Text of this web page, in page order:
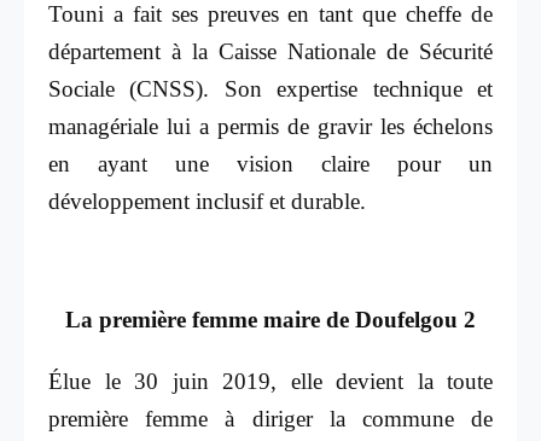
Touni a fait ses preuves en tant que cheffe de
département à la Caisse Nationale de Sécurité
Sociale (CNSS). Son expertise technique et
managériale lui a permis de gravir les échelons
en ayant une vision claire pour un
développement inclusif et durable.
La première femme maire de Doufelgou 2
Élue le 30 juin 2019, elle devient la toute
première femme à diriger la commune de